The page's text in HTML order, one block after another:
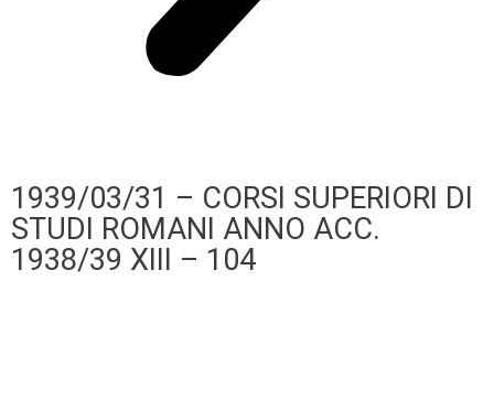
1939/03/31 – CORSI SUPERIORI DI
STUDI ROMANI ANNO ACC.
1938/39 XIII – 104